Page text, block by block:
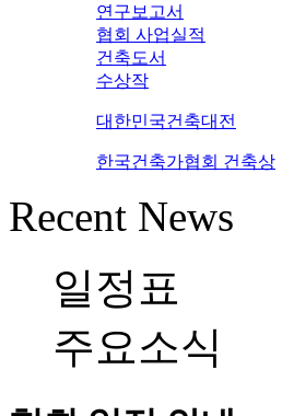
연구보고서
협회 사업실적
건축도서
수상작
대한민국건축대전
한국건축가협회 건축상
Recent News
일정표
주요소식